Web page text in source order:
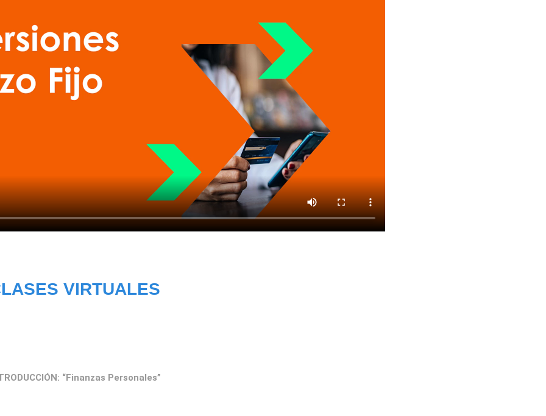
VIRTUALES
“Finanzas Personales”